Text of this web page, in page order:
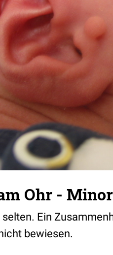
Ohr -
Ein
bewiesen.